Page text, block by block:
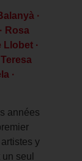
·
Rosa
Llobet ·
·
années
y
seul